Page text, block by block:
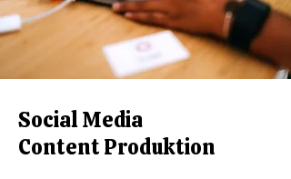
Social Media
Content Produktion